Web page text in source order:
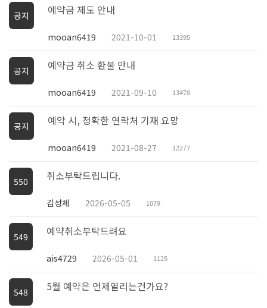
공지 예약금 제도 안내
mooan6419 2021-10-01 13395
공지 예약금 취소 환불 안내
mooan6419 2021-09-10 13478
공지 예약 시, 정확한 연락처 기재 요망
mooan6419 2021-08-27 12277
550 취소부탁드립니다.
김성체 2026-05-05 1079
549 예약취소부탁드려요
ais4729 2026-05-01 1125
548 5월 예약은 언제열리는건가요?